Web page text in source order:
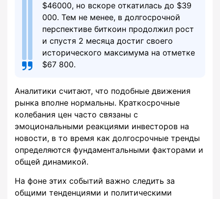
$46000, но вскоре откатилась до $39
000. Тем не менее, в долгосрочной
перспективе биткоин продолжил рост
и спустя 2 месяца достиг своего
исторического максимума на отметке
$67 800.
Аналитики считают, что подобные движения
рынка вполне нормальны. Краткосрочные
колебания цен часто связаны с
эмоциональными реакциями инвесторов на
новости, в то время как долгосрочные тренды
определяются фундаментальными факторами и
общей динамикой.
На фоне этих событий важно следить за
общими тенденциями и политическими